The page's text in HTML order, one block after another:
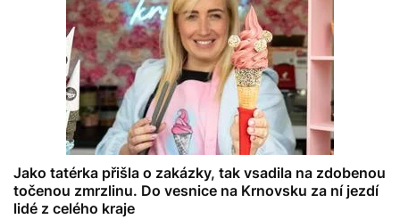
Jako tatérka přišla o zakázky, tak vsadila na zdobenou
točenou zmrzlinu. Do vesnice na Krnovsku za ní jezdí
lidé z celého kraje